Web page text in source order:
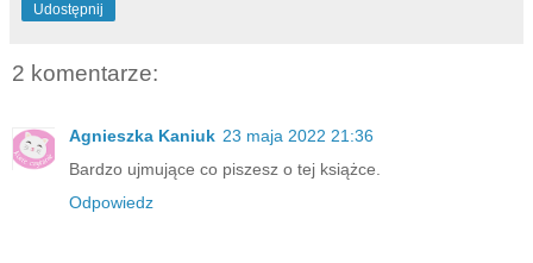
Udostępnij
2 komentarze:
Agnieszka Kaniuk 23 maja 2022 21:36
Bardzo ujmujące co piszesz o tej książce.
Odpowiedz